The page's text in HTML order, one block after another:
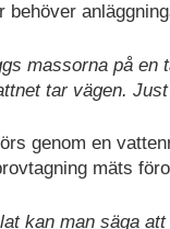
behöver
massorna på en
tar vägen.
genom en
mäts
kan man säga